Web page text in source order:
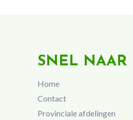
SNEL NAAR
Home
Contact
Provinciale afdelingen